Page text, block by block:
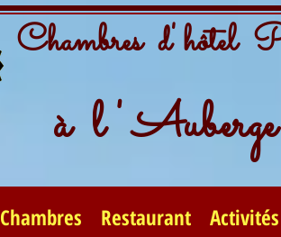
Chambres d' hôtel
à l '
Chambres Restaurant Activités